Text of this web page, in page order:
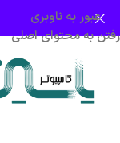
عبور به ناوبری
رفتن به محتوای اصلی